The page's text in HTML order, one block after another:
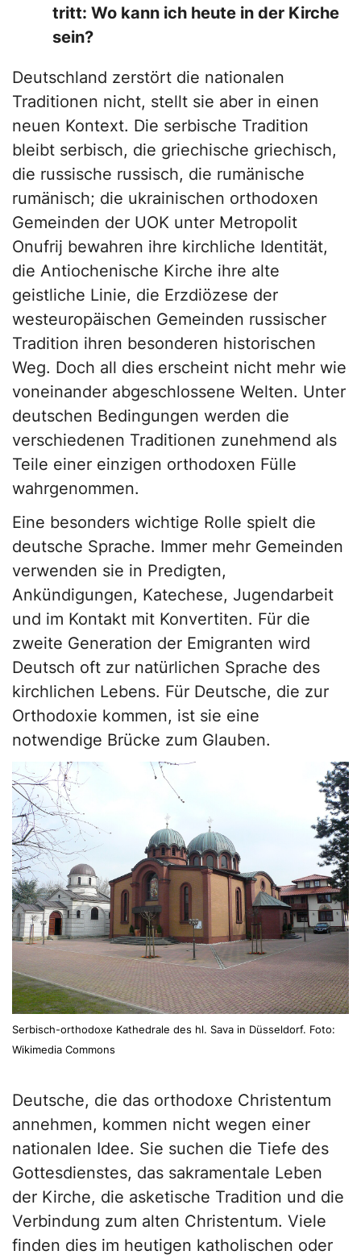
tritt: Wo kann ich heute in der Kirche
sein?
Deutschland zerstört die nationalen
Traditionen nicht, stellt sie aber in einen
neuen Kontext. Die serbische Tradition
bleibt serbisch, die griechische griechisch,
die russische russisch, die rumänische
rumänisch; die ukrainischen orthodoxen
Gemeinden der UOK unter Metropolit
Onufrij bewahren ihre kirchliche Identität,
die Antiochenische Kirche ihre alte
geistliche Linie, die Erzdiözese der
westeuropäischen Gemeinden russischer
Tradition ihren besonderen historischen
Weg. Doch all dies erscheint nicht mehr wie
voneinander abgeschlossene Welten. Unter
deutschen Bedingungen werden die
verschiedenen Traditionen zunehmend als
Teile einer einzigen orthodoxen Fülle
wahrgenommen.
Eine besonders wichtige Rolle spielt die
deutsche Sprache. Immer mehr Gemeinden
verwenden sie in Predigten,
Ankündigungen, Katechese, Jugendarbeit
und im Kontakt mit Konvertiten. Für die
zweite Generation der Emigranten wird
Deutsch oft zur natürlichen Sprache des
kirchlichen Lebens. Für Deutsche, die zur
Orthodoxie kommen, ist sie eine
notwendige Brücke zum Glauben.
Serbisch-orthodoxe Kathedrale des hl. Sava in Düsseldorf. Foto:
Wikimedia Commons
Deutsche, die das orthodoxe Christentum
annehmen, kommen nicht wegen einer
nationalen Idee. Sie suchen die Tiefe des
Gottesdienstes, das sakramentale Leben
der Kirche, die asketische Tradition und die
Verbindung zum alten Christentum. Viele
finden dies im heutigen katholischen oder